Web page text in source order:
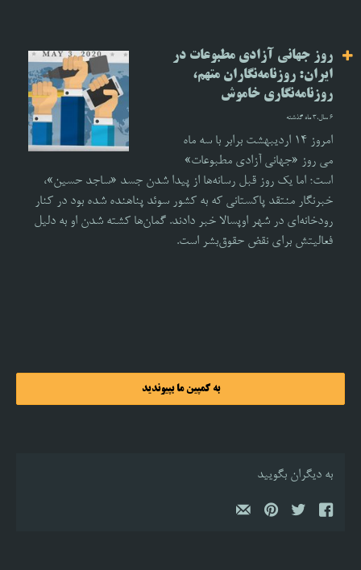
روز جهانی آزادی مطبوعات در
ایران: روزنامه‌نگاران متهم،
روزنامه‌نگاری خاموش
6 سال،3 ماه گذشته
امروز ۱۴ اردیبهشت برابر با سه ماه
می روز «جهانی آزادی مطبوعات»
است؛ اما یک روز قبل رسانه‌ها از پیدا شدن جسد «ساجد حسین»،
خبرنگار منتقد پاکستانی که به کشور سوئد پناهنده شده بود در کنار
رودخانه‌‌ای در شهر اوپسالا خبر دادند. گمان‌ها کشته شدن او به دلیل
فعالیتش برای نقض حقوق‌بشر است.
به کمپین ما بپیوندید
به دیگران بگویید